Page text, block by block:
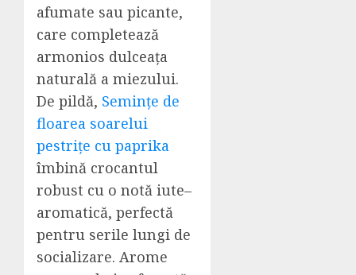
afumate sau picante,
care completează
armonios dulceața
naturală a miezului.
De pildă, Semințe de
floarea soarelui
pestrițe cu paprika
îmbină crocantul
robust cu o notă iute–
aromatică, perfectă
pentru serile lungi de
socializare. Arome